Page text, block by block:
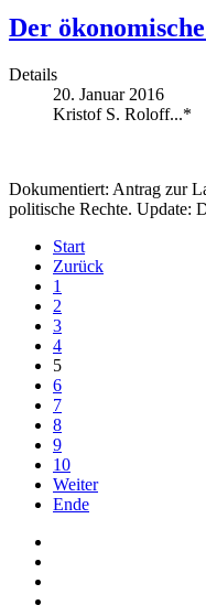
Der
Details
20. Januar 2016
Kristof S. Roloff...*
Dokumentiert: Antrag zur
politische Rechte. Update:
Start
Zurück
1
2
3
4
5
6
7
8
9
10
Weiter
Ende